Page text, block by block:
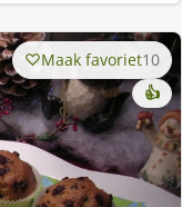
Maak favoriet10
👍